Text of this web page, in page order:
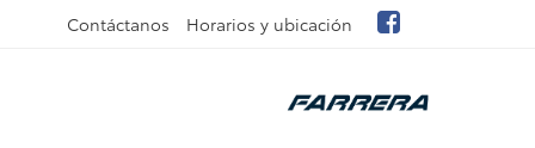
Contáctanos Horarios y ubicación